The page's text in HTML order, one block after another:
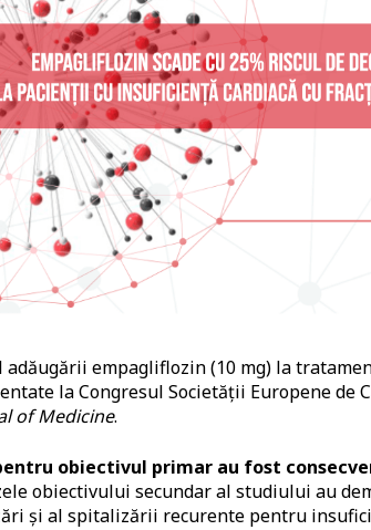
empagliflozin (10 mg) la
la Congresul Societății Europene de
of Medicine.
obiectivul primar au fost
obiectivului secundar al studiului au
și al spitalizării recurente pentru